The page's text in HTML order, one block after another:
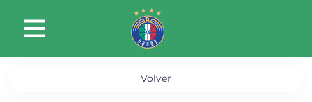
Volver